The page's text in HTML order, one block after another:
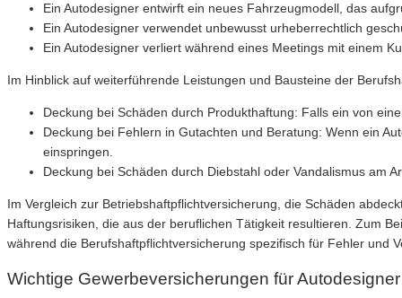
Ein Autodesigner entwirft ein neues Fahrzeugmodell, das
Ein Autodesigner verwendet unbewusst urheberrechtlich
Ein Autodesigner verliert während eines Meetings mit einem
Im Hinblick auf weiterführende Leistungen und Bausteine der
Deckung bei Schäden durch Produkthaftung: Falls ein von
Deckung bei Fehlern in Gutachten und Beratung: Wenn ein
einspringen.
Deckung bei Schäden durch Diebstahl oder Vandalismus am
Im Vergleich zur Betriebshaftpflichtversicherung, die Schäden
Haftungsrisiken, die aus der beruflichen Tätigkeit resultieren. Zum
während die Berufshaftpflichtversicherung spezifisch für Fehler und
Wichtige Gewerbeversicherungen für Autodesigner